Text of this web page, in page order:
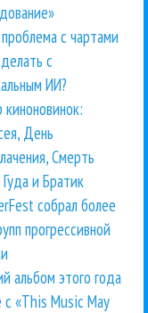
с чартами
с
ИИ?
День
Смерть
и Братик
собрал более
прогрессивной
альбом этого года
с «This Music May